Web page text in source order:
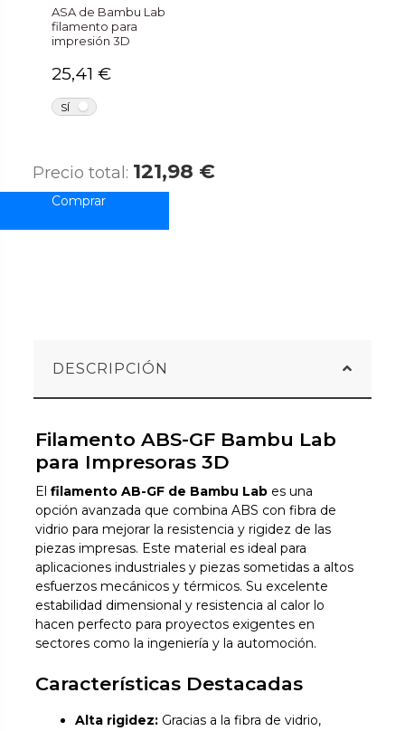
ASA de Bambu Lab
filamento para
impresión 3D
25,41 €
SÍ
Precio total: 121,98 €
DESCRIPCIÓN
Filamento ABS-GF Bambu Lab
para Impresoras 3D
Elfilamento AB-GF de Bambu Lab es una
opción avanzada que combina ABS con fibra de
vidrio para mejorar la resistencia y rigidez de las
piezas impresas. Este material es ideal para
aplicaciones industriales y piezas sometidas a altos
esfuerzos mecánicos y térmicos. Su excelente
estabilidad dimensional y resistencia al calor lo
hacen perfecto para proyectos exigentes en
sectores como la ingeniería y la automoción.
Características Destacadas
Alta rigidez: Gracias a la fibra de vidrio,